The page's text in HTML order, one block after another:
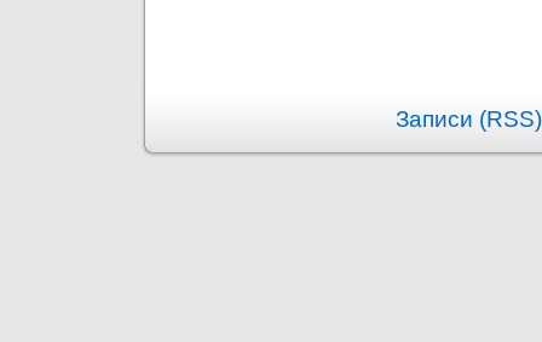
Записи (RSS)